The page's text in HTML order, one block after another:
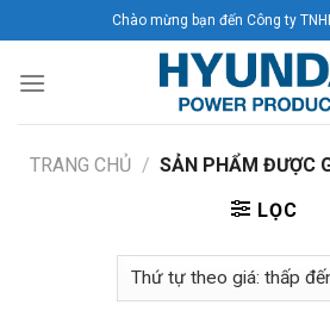
to
content
Chào mừng bạn đến Công ty
TRANG CHỦ / SẢN PHẨM ĐƯỢC
LỌC